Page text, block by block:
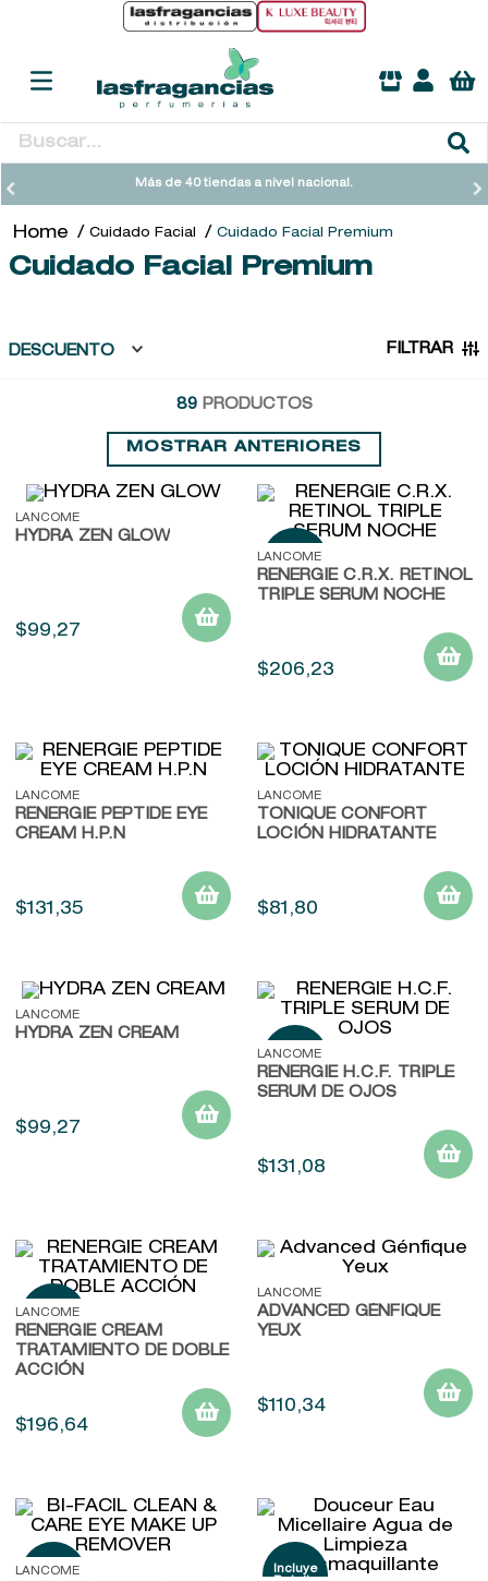
Buscar...
Más de 40 tiendas a nivel nacional.
Cuidado Facial Cuidado Facial Premium
Cuidado Facial Premium
DESCUENTO FILTRAR
89 PRODUCTOS
MOSTRAR ANTERIORES
LANCOME
HYDRA ZEN GLOW
$99,27
LANCOME
RENERGIE C.R.X. RETINOL
TRIPLE SERUM NOCHE
$206,23
LANCOME
RENERGIE PEPTIDE EYE
CREAM H.P.N
$131 ,35
LANCOME
TONIQUE CONFORT
LOCIÓN HIDRATANTE
$81 ,80
LANCOME
HYDRA ZEN CREAM
$99,27
LANCOME
RENERGIE H.C.F. TRIPLE
SERUM DE OJOS
$131 ,08
LANCOME
RENERGIE CREAM
TRATAMIENTO DE DOBLE
ACCIÓN
$196,64
LANCOME
ADVANCED GÉNFIQUE
YEUX
$110,34
LANCOME
TÉRMINOS MÁS BUSCADOS
2.
sol ipanema
kool beauty serum
8.
retrinal
9.
baylis